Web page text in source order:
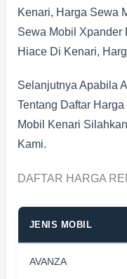
Kenari, Harga Sewa
Sewa Mobil Xpander
Hiace Di Kenari,
Selanjutnya Apabila
Tentang Daftar
Mobil Kenari
Kami.
DAFTAR HARGA
JENIS MOBIL
AVANZA